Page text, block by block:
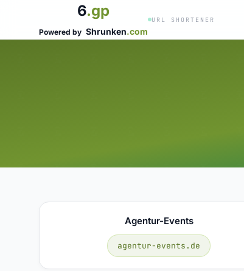
6.gp
Powered by Shrunken.com
URL SHORTENER
Agentur-Events
agentur-events.de